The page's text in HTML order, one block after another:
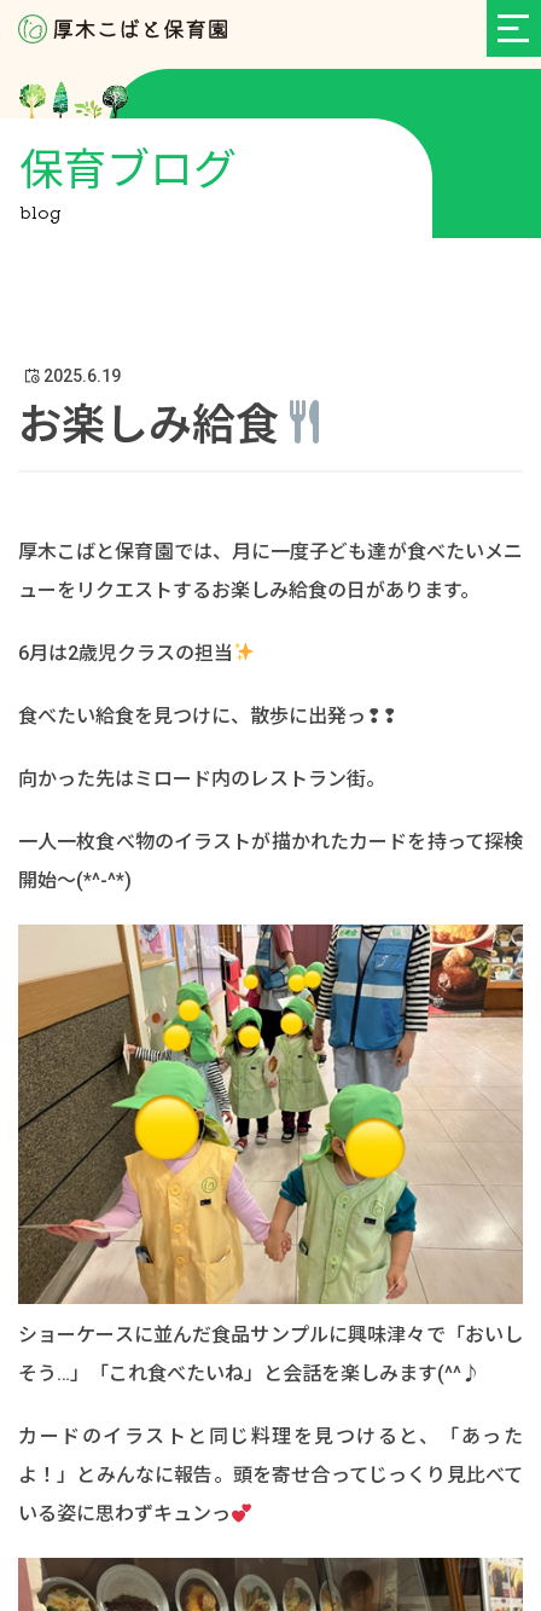
保育ブログ
blog
2025.6.19
お楽しみ給食
厚木こばと保育園では、月に一度子ども達が食べたいメニ
ューをリクエストするお楽しみ給食の日があります。
6月は2歳児クラスの担当
食べたい給食を見つけに、散歩に出発っ❢❢
向かった先はミロード内のレストラン街。
一人一枚食べ物のイラストが描かれたカードを持って探検
開始～(*^-^*)
ショーケースに並んだ食品サンプルに興味津々で「おいし
そう…」「これ食べたいね」と会話を楽しみます(^^♪
カードのイラストと同じ料理を見つけると、「あった
よ！」とみんなに報告。頭を寄せ合ってじっくり見比べて
いる姿に思わずキュンっ